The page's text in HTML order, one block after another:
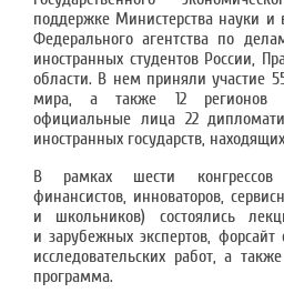
поддержке Министерства науки и
Федерального агентства по
иностранных студентов России,
области. В нем приняли участие
мира, а также 12 регионов
официальные лица 22
иностранных государств,
В рамках шести конгрессов
финансистов, инноваторов,
и школьников) состоялись
и зарубежных экспертов, форсайт
исследовательских работ, а
программа.